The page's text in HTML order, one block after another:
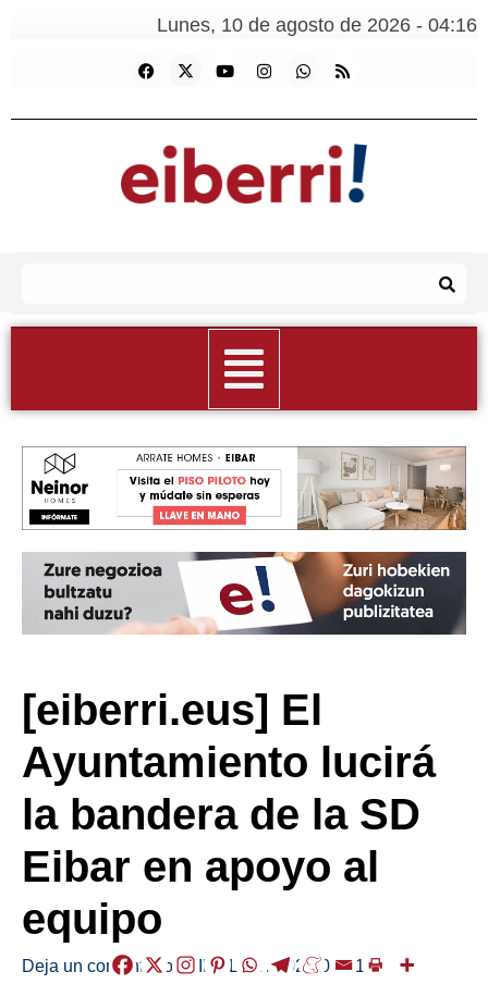
Lunes, 10 de agosto de 2026 - 04:16
[eiberri.eus] El
Ayuntamiento lucirá
la bandera de la SD
Eibar en apoyo al
equipo
Deja un comentario /KIROLAK /2021-04-21